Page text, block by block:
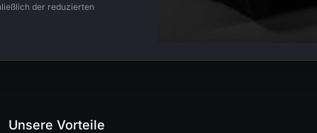
der reduzierten
Unsere Vorteile